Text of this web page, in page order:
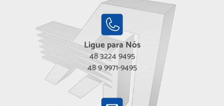
Ligue para Nós
48 3224 9495
48 9 9971-9495